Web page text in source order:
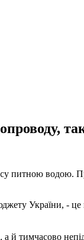
питною водою.
України, -
й тимчасово